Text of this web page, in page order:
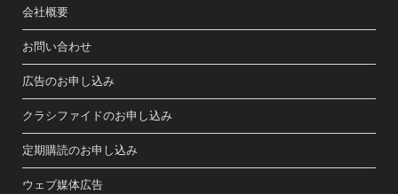
会社概要
お問い合わせ
広告のお申し込み
クラシファイドのお申し込み
定期購読のお申し込み
ウェブ媒体広告